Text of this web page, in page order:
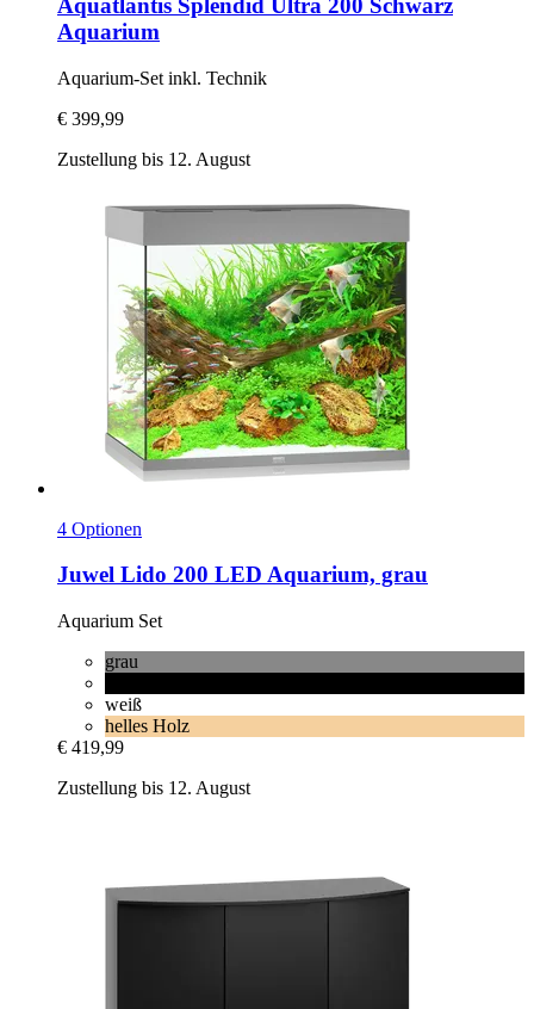
Aquatlantis Splendid Ultra 200 Schwarz
Aquarium
Aquarium-​Set inkl. Technik
€ 399,99
Zustellung bis 12. August
4 Optionen
Juwel Lido 200 LED Aquarium, grau
Aquarium Set
grau
weiß
helles Holz
€ 419,99
Zustellung bis 12. August